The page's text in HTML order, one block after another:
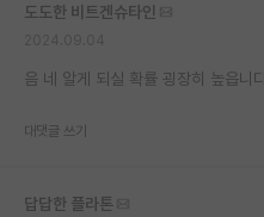
도도한 비트겐슈타인
음 네 알게 되실 확률 굉장히 높읍니다.
대댓글 쓰기
답답한 플라톤